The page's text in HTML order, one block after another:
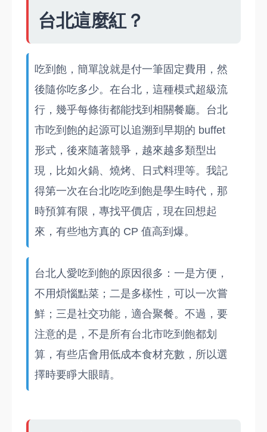
台北這麼紅？
吃到飽，簡單說就是付一筆固定費用，然
後隨你吃多少。在台北，這種模式超級流
行，幾乎每條街都能找到相關餐廳。台北
市吃到飽的起源可以追溯到早期的 buffet
形式，後來隨著競爭，越來越多類型出
現，比如火鍋、燒烤、日式料理等。我記
得第一次在台北吃吃到飽是學生時代，那
時預算有限，專找平價店，現在回想起
來，有些地方真的 CP 值高到爆。
台北人愛吃到飽的原因很多：一是方便，
不用煩惱點菜；二是多樣性，可以一次嘗
鮮；三是社交功能，適合聚餐。不過，要
注意的是，不是所有台北市吃到飽都划
算，有些店會用低成本食材充數，所以選
擇時要睜大眼睛。